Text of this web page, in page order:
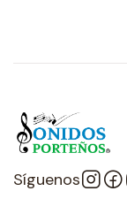
Síguenos